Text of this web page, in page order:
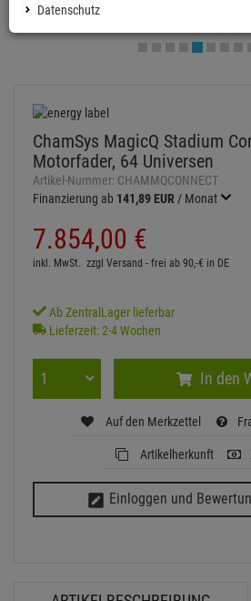
ChamSys MagicQ Stadium
Motorfader, 64 Universen
Artikel-Nummer: CHAMMQCONNECT
Finanzierung ab 141,89 EUR / Monat
7.854,00 €
inkl. MwSt. zzgl Versand - frei ab 90,-€ in DE
Ab ZentralLager lieferbar
Lieferzeit: 2-4 Wochen
In den
Auf den Merkzettel
Artikelherkunft
Einloggen und
Datenschutz